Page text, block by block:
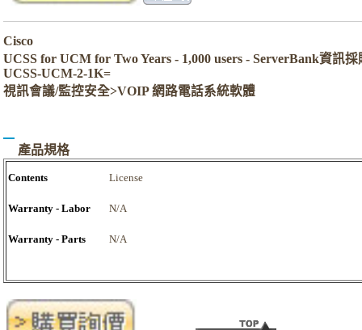
Cisco
UCSS for UCM for Two Years - 1,000 users - ServerBank資訊採
UCSS-UCM-2-1K=
視訊會議/監控安全>VOIP 網路電話系統軟體
產品規格
Contents License
Warranty - Labor N/A
Warranty - Parts N/A